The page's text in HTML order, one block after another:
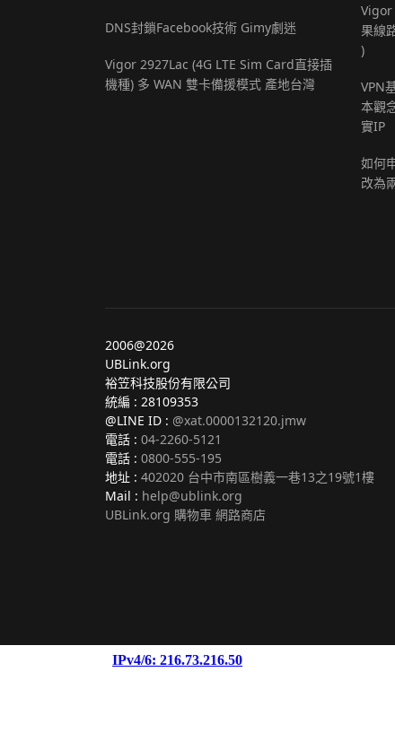
DNS封鎖Facebook技術 Gimy劇迷
Vigor 2927Lac (4G LTE Sim Card直接插
機種) 多 WAN 雙卡備援模式 產地台灣
Vigor
果線
)
VPN
本觀
實IP
如何
改為
2006@2026
UBLink.org
裕笠科技股份有限公司
統編 : 28109353
@LINE ID : @xat.0000132120.jmw
電話 : 04-2260-5121
電話 : 0800-555-195
地址 : 402020 台中市南區樹義一巷13之19號1樓
Mail : help@ublink.org
UBLink.org 購物車 網路商店